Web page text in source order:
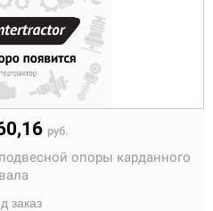
руб.
опоры карданного
вала
заказ